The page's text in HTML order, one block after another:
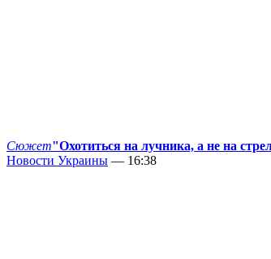
Сюжет"Охотиться на лучника, а не на
Новости Украины — 16:38